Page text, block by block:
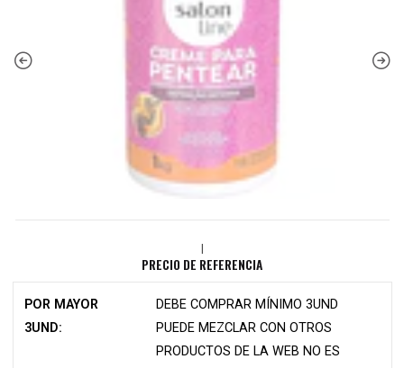
|
PRECIO DE REFERENCIA
POR MAYOR
3UND:
DEBE COMPRAR MÍNIMO 3UND
PUEDE MEZCLAR CON OTROS
PRODUCTOS DE LA WEB NO ES